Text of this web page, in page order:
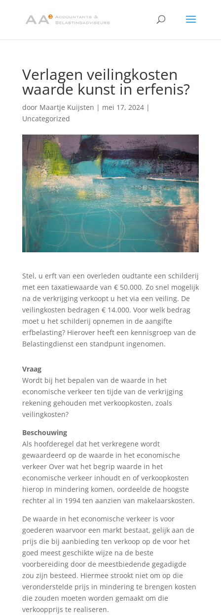
Verlagen veilingkosten
waarde kunst in erfenis?
door Maartje Kuijsten | mei 17, 2024|
Uncategorized
Stel, u erft van een overleden oudtante een schilderij
met een taxatiewaarde van € 50.000. Zo snel mogelijk
na de verkrijging verkoopt u het via een veiling. De
veilingkosten bedragen € 14.000. Voor welk bedrag
moet u het schilderij opnemen in de aangifte
erfbelasting? Hierover heeft een kennisgroep van de
Belastingdienst een standpunt ingenomen.
Vraag
Wordt bij het bepalen van de waarde in het
economische verkeer ten tijde van de verkrijging
rekening gehouden met verkoopkosten, zoals
veilingkosten?
Beschouwing
Als hoofderegel dat het verkregene wordt
gewaardeerd op de waarde in het economische
verkeer Over wat het begrip waarde in het
economische verkeer inhoudt en of verkoopkosten
hierop in mindering komen, oordeelde de hoogste
rechter al in 1994 ten aanzien van makelaarskosten.
De waarde in het economische verkeer is voor
goederen waarvoor een markt bestaat, gelijk aan de
prijs die bij aanbieding ten verkoop op de voor het
goed meest geschikte wijze na de beste
voorbereiding door de meestbiedende gegadigde
zou zijn besteed. Hiermee strookt niet om op die
veronderstelde prijs in mindering te brengen kosten
die zouden moeten worden gemaakt om die
verkoopprijs te realiseren.